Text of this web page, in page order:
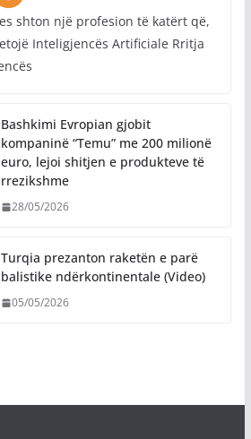
shton një profesion të katërt që,
Inteligjencës Artificiale Rritja
Bashkimi Evropian gjobit
kompaninë “Temu” me 200 milionë
euro, lejoi shitjen e produkteve të
rrezikshme
28/05/2026
Turqia prezanton raketën e parë
balistike ndërkontinentale (Video)
05/05/2026